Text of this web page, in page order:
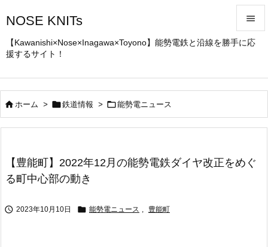
NOSE KNITs
【Kawanishi×Nose×Inagawa×Toyono】能勢電鉄と沿線を勝手に応
援するサイト！


前へ

ホーム > 鉄道情報 > 能勢電ニュース
【豊能町】2022年12月の能勢電鉄ダイヤ改正をめぐ
る町中心部の動き
 2023年10月10日  能勢電ニュース , 豊能町